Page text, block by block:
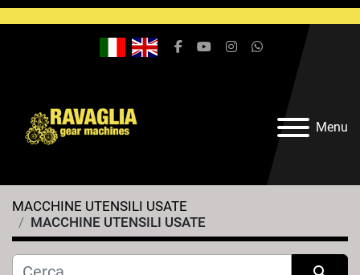
Menu
facebookyoutubeinstagramwhatsapp
MACCHINE UTENSILI USATE
MACCHINE UTENSILI USATE